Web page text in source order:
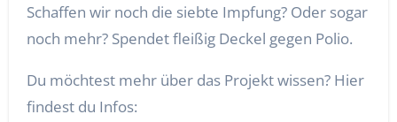
Schaffen wir noch die siebte Impfung? Oder sogar
noch mehr? Spendet fleißig Deckel gegen Polio.
Du möchtest mehr über das Projekt wissen? Hier
findest du Infos: